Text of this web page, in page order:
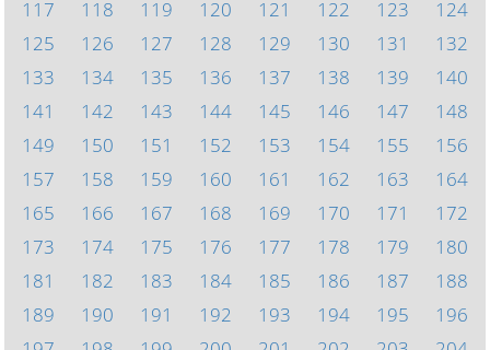
117
118 119 120 121 122 123
124
125
126 127 128 129 130 131
132
133
134 135 136 137 138 139
140
141
142 143 144 145 146 147
148
149
150 151 152 153 154 155
156
157
158 159 160 161 162 163
164
165
166 167 168 169 170 171
172
173
174 175 176 177 178 179
180
181
182 183 184 185 186 187
188
189
190 191 192 193 194 195
196